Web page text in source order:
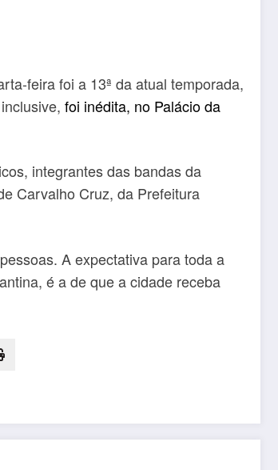
feira foi a 13ª da atual temporada,
inclusive,foi inédita, no Palácio da
integrantes das bandas da
Carvalho Cruz, da Prefeitura
A expectativa para toda a
é a de que a cidade receba